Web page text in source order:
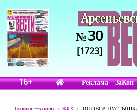
№30
[1723]
16+ Реклама ЗаКон
Главная страница ЖКХ ДОГОВОР-